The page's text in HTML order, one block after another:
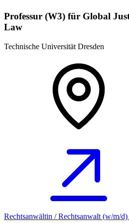
Professur (W3) für Global
Law
Technische Universität Dresden
Rechtsanwältin / Rechtsanwalt (w/m/